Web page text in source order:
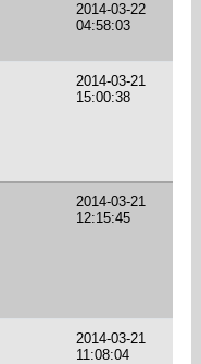
2014-03-22
04:58:03
2014-03-21
15:00:38
2014-03-21
12:15:45
2014-03-21
11:08:04